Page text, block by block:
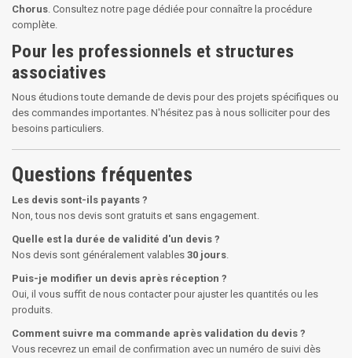
Chorus. Consultez notre page dédiée pour connaître la procédure
complète.
Pour les professionnels et structures
associatives
Nous étudions toute demande de devis pour des projets spécifiques ou
des commandes importantes. N'hésitez pas à nous solliciter pour des
besoins particuliers.
Questions fréquentes
Les devis sont-ils payants ?
Non, tous nos devis sont gratuits et sans engagement.
Quelle est la durée de validité d'un devis ?
Nos devis sont généralement valables 30 jours.
Puis-je modifier un devis après réception ?
Oui, il vous suffit de nous contacter pour ajuster les quantités ou les
produits.
Comment suivre ma commande après validation du devis ?
Vous recevrez un email de confirmation avec un numéro de suivi dès